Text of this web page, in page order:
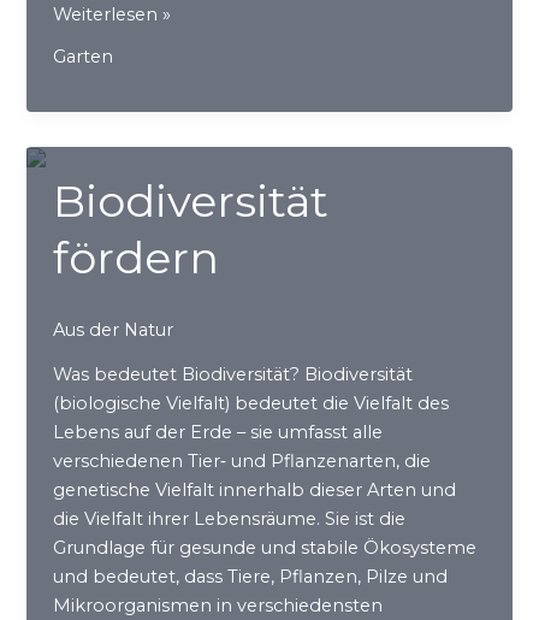
Natürliche
Weiterlesen »
Garten
Biodiversität
fördern
Aus der Natur
Was bedeutet Biodiversität? Biodiversität
(biologische Vielfalt) bedeutet die Vielfalt des
Lebens auf der Erde – sie umfasst alle
verschiedenen Tier‑ und Pflanzenarten, die
genetische Vielfalt innerhalb dieser Arten und
die Vielfalt ihrer Lebensräume. Sie ist die
Grundlage für gesunde und stabile Ökosysteme
und bedeutet, dass Tiere, Pflanzen, Pilze und
Mikroorganismen in verschiedensten